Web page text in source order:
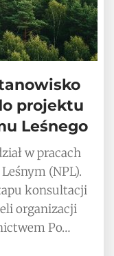
projektu
Leśnego
w pracach
(NPL).
konsultacji
organizacji
Po…